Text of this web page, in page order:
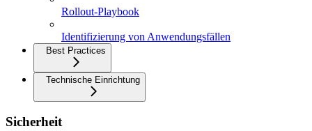
Rollout-Playbook
Identifizierung von Anwendungsfällen
Best Practices
Technische Einrichtung
Sicherheit